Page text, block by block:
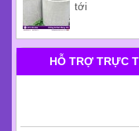
tới
HỖ TRỢ TRỰC